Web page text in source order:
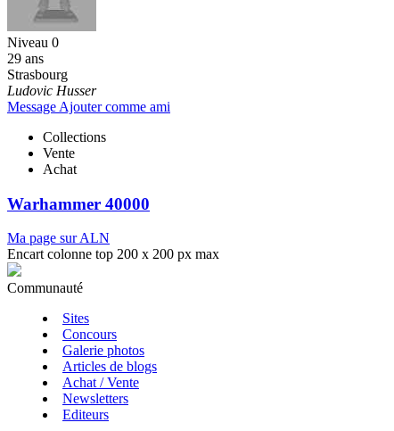
Niveau 0
29 ans
Strasbourg
Ludovic Husser
Message Ajouter comme ami
Collections
Vente
Achat
Warhammer 40000
Ma page sur ALN
Encart colonne top 200 x 200 px max
Communauté
Sites
Concours
Galerie photos
Articles de blogs
Achat / Vente
Newsletters
Editeurs